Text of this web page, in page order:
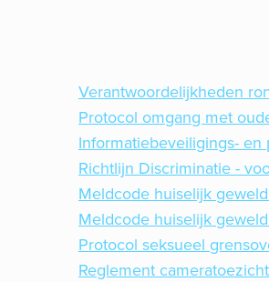
Verantwoordelijkheden
Protocol omgang met
Informatiebeveiligings- en
Richtlijn Discriminatie -
Meldcode huiselijk
Meldcode huiselijk
Protocol seksueel
Reglement cameratoezicht